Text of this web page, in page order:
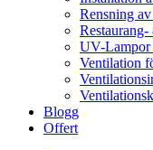
Rensning
UV-Lampor
Ventilation
Blogg
Offert